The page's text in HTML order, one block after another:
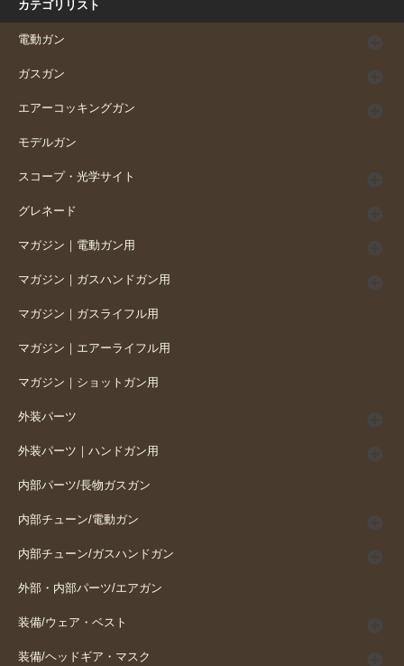
カテゴリリスト
電動ガン
ガスガン
エアーコッキングガン
モデルガン
スコープ・光学サイト
グレネード
マガジン｜電動ガン用
マガジン｜ガスハンドガン用
マガジン｜ガスライフル用
マガジン｜エアーライフル用
マガジン｜ショットガン用
外装パーツ
外装パーツ｜ハンドガン用
内部パーツ/長物ガスガン
内部チューン/電動ガン
内部チューン/ガスハンドガン
外部・内部パーツ/エアガン
装備/ウェア・ベスト
装備/ヘッドギア・マスク